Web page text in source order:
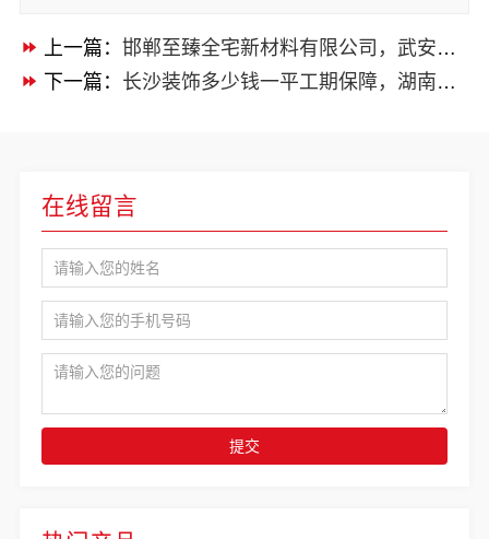
上一篇： 邯郸至臻全宅新材料有限公司，武安焕新至臻用环保材料打造新家
下一篇： 长沙装饰多少钱一平工期保障，湖南创益讯建筑有答案
在线留言
提交